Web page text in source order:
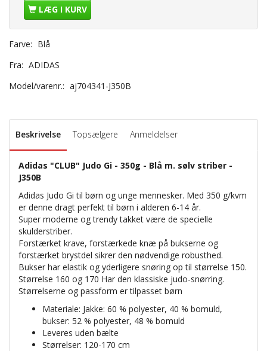
LÆG I KURV
Farve: Blå
Fra: ADIDAS
Model/varenr.: aj704341-J350B
Beskrivelse Topsælgere Anmeldelser
Adidas "CLUB" Judo Gi - 350g - Blå m. sølv striber -
J350B
Adidas Judo Gi til børn og unge mennesker. Med 350 g/kvm
er denne dragt perfekt til børn i alderen 6-14 år.
Super moderne og trendy takket være de specielle
skulderstriber.
Forstærket krave, forstærkede knæ på bukserne og
forstærket brystdel sikrer den nødvendige robusthed.
Bukser har elastik og yderligere snøring op til størrelse 150.
Størrelse 160 og 170 Har den klassiske judo-snørring.
Størrelserne og passform er tilpasset børn
Materiale: Jakke: 60 % polyester, 40 % bomuld,
bukser: 52 % polyester, 48 % bomuld
Leveres uden bælte
Størrelser: 120-170 cm